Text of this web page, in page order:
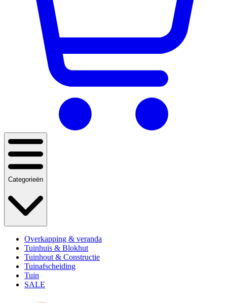
Categorieën
Overkapping & veranda
Tuinhuis & Blokhut
Tuinhout & Constructie
Tuinafscheiding
Tuin
SALE